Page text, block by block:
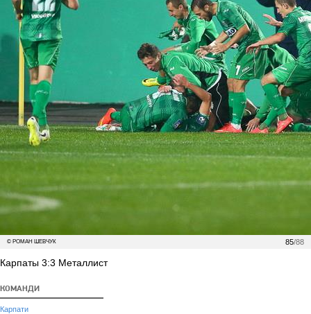
85/88
© РОМАН ШЕВЧУК
Карпаты 3:3 Металлист
КОМАНДИ
Карпати